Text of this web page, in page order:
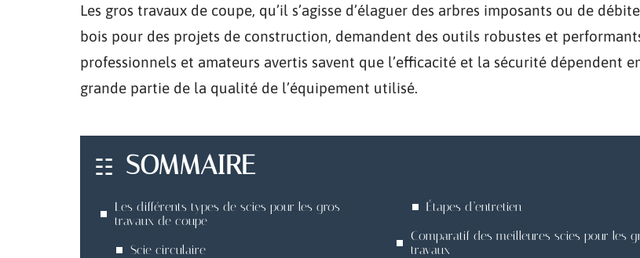
Les gros travaux de coupe, qu’il s’agisse d’élaguer des arbres imposants ou de
bois pour des projets de construction, demandent des outils robustes et
professionnels et amateurs avertis savent que l’efficacité et la sécurité dépendent
grande partie de la qualité de l’équipement utilisé.
SOMMAIRE
Les différents types de scies pour les gros
travaux de coupe
Scie circulaire
Étapes d’entretien
Comparatif des meilleures scies pour les
travaux